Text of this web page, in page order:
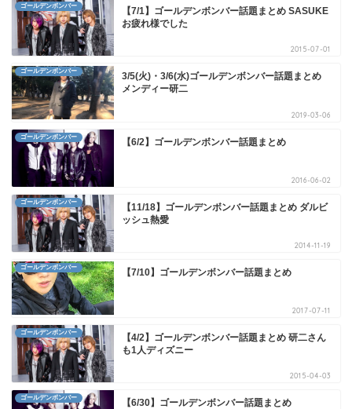
ゴールデンボンバー
【7/1】ゴールデンボンバー話題まとめ SASUKE
お疲れ様でした
2015-07-01
ゴールデンボンバー
3/5(火)・3/6(水)ゴールデンボンバー話題まとめ
メンディー研二
2019-03-06
ゴールデンボンバー 【6/2】ゴールデンボンバー話題まとめ
2016-06-02
ゴールデンボンバー
【11/18】ゴールデンボンバー話題まとめ ダルビ
ッシュ熱愛
2014-11-19
ゴールデンボンバー 【7/10】ゴールデンボンバー話題まとめ
2017-07-11
ゴールデンボンバー
【4/2】ゴールデンボンバー話題まとめ 研二さん
も1人ディズニー
2015-04-03
ゴールデンボンバー 【6/30】ゴールデンボンバー話題まとめ